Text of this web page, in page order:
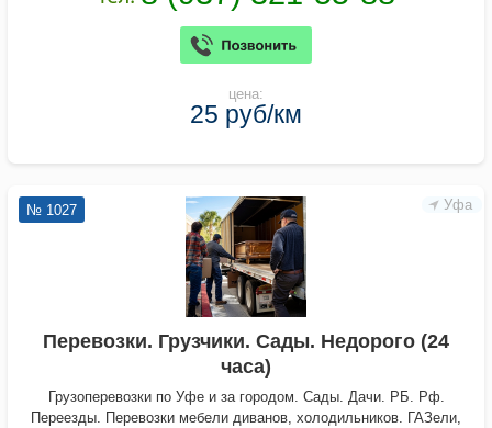
цена:
25 руб/км
Уфа
№ 1027
Перевозки. Грузчики. Сады. Недорого (24
часа)
Грузоперевозки по Уфе и за городом. Сады. Дачи. РБ. Рф.
Переезды. Перевозки мебели диванов, холодильников. ГАЗели,